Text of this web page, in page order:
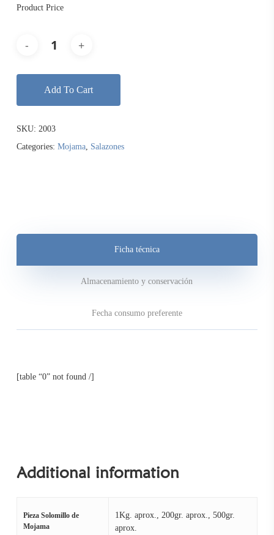
Product Price
Add To Cart
SKU: 2003
Categories: Mojama, Salazones
Ficha técnica
Almacenamiento y conservación
Fecha consumo preferente
[table “0” not found /]
Additional information
Pieza Solomillo de
Mojama
1Kg. aprox., 200gr. aprox., 500gr.
aprox.